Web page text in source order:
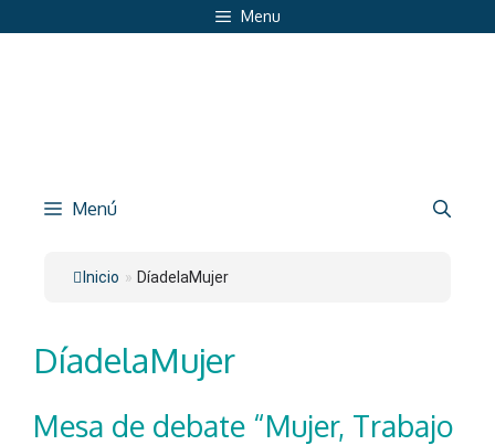
al
Menu
Menú
Inicio » DíadelaMujer
DíadelaMujer
Mesa de debate “Mujer, Trabajo